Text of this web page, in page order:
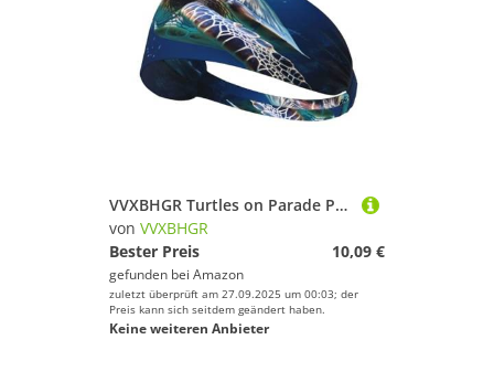
Spaß und Erfolg beim Sportausrüstung!
VVXBHGR Turtles on Parade Prints Elastisches Übungs-Stirnband, Sport-Kopfband für Damen und Herren, weich, schnell trocknend
von VVXBHGR
Bester Preis
10,09 €
gefunden bei Amazon
zuletzt überprüft am 27.09.2025 um 00:03; der
Preis kann sich seitdem geändert haben.
Keine weiteren Anbieter